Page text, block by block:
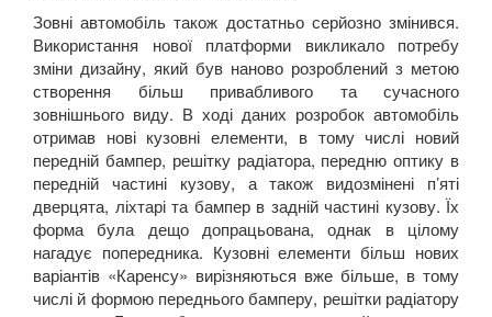
Зовні автомобіль також достатньо серйозно змінився.
Використання нової платформи викликало потребу
зміни дизайну, який був наново розроблений з метою
створення більш привабливого та сучасного
зовнішнього виду. В ході даних розробок автомобіль
отримав нові кузовні елементи, в тому числі новий
передній бампер, решітку радіатора, передню оптику в
передній частині кузову, а також видозмінені п’яті
дверцята, ліхтарі та бампер в задній частині кузову. Їх
форма була дещо допрацьована, однак в цілому
нагадує попередника. Кузовні елементи більш нових
варіантів «Каренсу» вирізняються вже більше, в тому
числі й формою переднього бамперу, решітки радіатору